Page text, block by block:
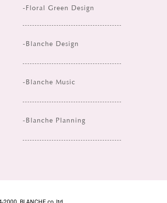
-Floral Green Design
-Blanche Design
-Blanche Music
-Blanche Planning